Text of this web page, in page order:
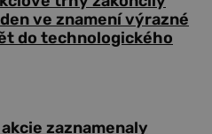
ve znamení výrazné
do technologického
zaznamenaly